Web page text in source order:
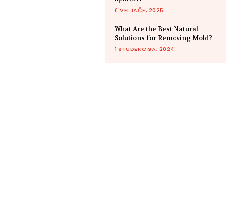
6 VELJAČE, 2025
What Are the Best Natural
Solutions for Removing Mold?
1 STUDENOGA, 2024